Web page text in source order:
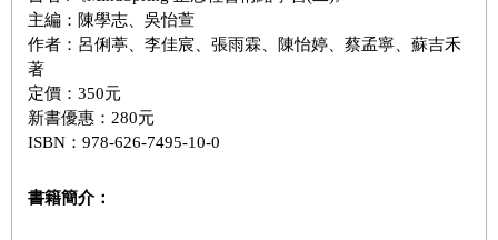
主編：陳學志、吳怡萱
作者：呂俐葶、李佳宸、張雨霖、陳怡婷、蔡孟寧、蘇吉禾
著
定價：350元
新書優惠：280元
ISBN：978-626-7495-10-0
書籍簡介：